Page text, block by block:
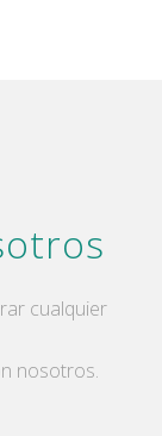
cualquier
nosotros.